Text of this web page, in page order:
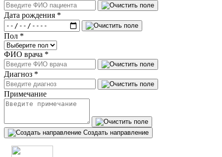
Дата рождения *
Пол *
ФИО врача *
Диагноз *
Примечание
Создать направление